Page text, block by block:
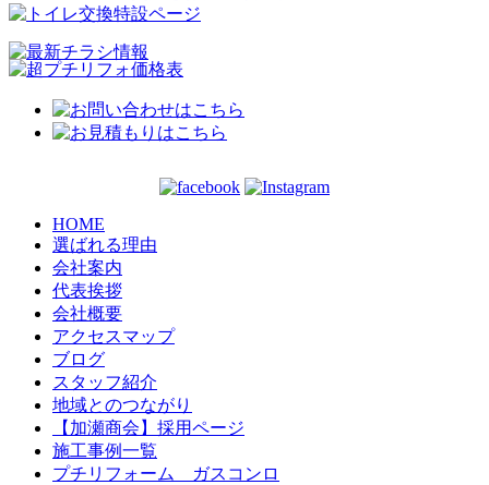
HOME
選ばれる理由
会社案内
代表挨拶
会社概要
アクセスマップ
ブログ
スタッフ紹介
地域とのつながり
【加瀬商会】採用ページ
施工事例一覧
プチリフォーム ガスコンロ